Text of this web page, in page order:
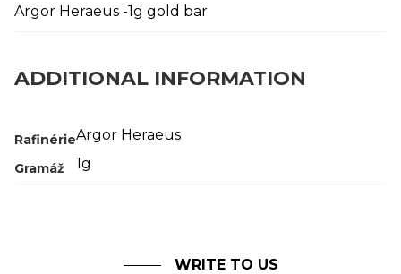
Argor Heraeus -1g gold bar
ADDITIONAL INFORMATION
RafinérieArgor Heraeus
Gramáž 1g
WRITE TO US